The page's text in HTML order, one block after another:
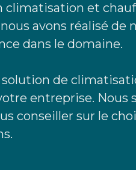
climatisation et
avons réalisé de
dans le domaine.
de
entreprise. Nous
conseiller sur le